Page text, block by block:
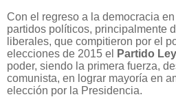
Con el regreso a la democracia
partidos políticos, principalmente
liberales, que compitieron por el
elecciones de 2015 el
Partido
poder, siendo la primera fuerza,
comunista, en lograr mayoría en
elección por la Presidencia.